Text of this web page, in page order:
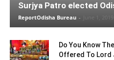
Surjya Patro elected
ReportOdisha Bureau - June 1, 2019
Do You Know
Offered To Lord